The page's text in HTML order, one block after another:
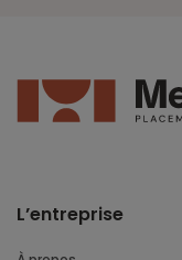
L’entreprise